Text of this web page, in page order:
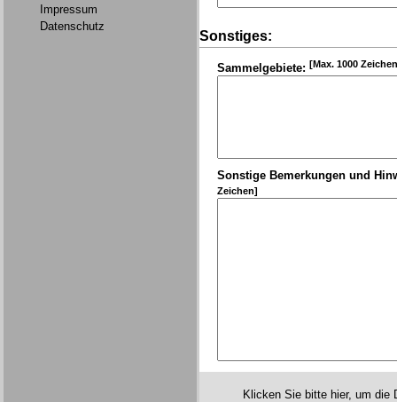
Impressum
Datenschutz
Sonstiges:
Sammelgebiete: [Max. 1000
Sonstige Bemerkungen und
Zeichen]
Klicken Sie bitte hier, um die